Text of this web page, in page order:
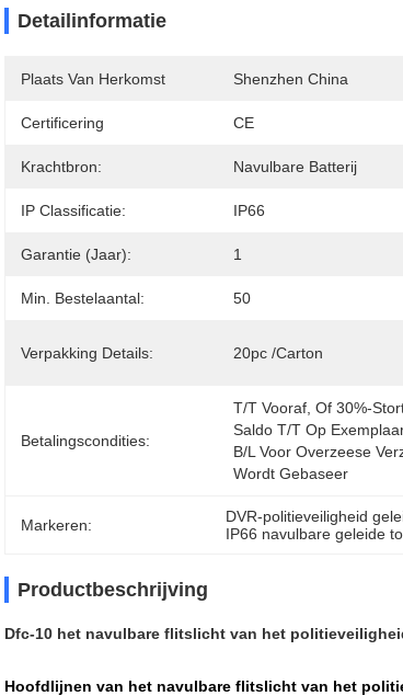
Detailinformatie
Plaats Van Herkomst Shenzhen China
Certificering CE
Krachtbron: Navulbare Batterij
IP Classificatie: IP66
Garantie (Jaar): 1
Min. Bestelaantal: 50
Verpakking Details: 20pc /carton
Betalingscondities:
T/T Vooraf, Of 30%-
Saldo T/T Op
B/L Voor Overzeese
Wordt Gebaseer
Markeren: DVR-politieveiligheid
IP66 navulbare geleide
Productbeschrijving
Dfc-10 het navulbare flitslicht van het
Hoofdlijnen van het navulbare flitslicht van het